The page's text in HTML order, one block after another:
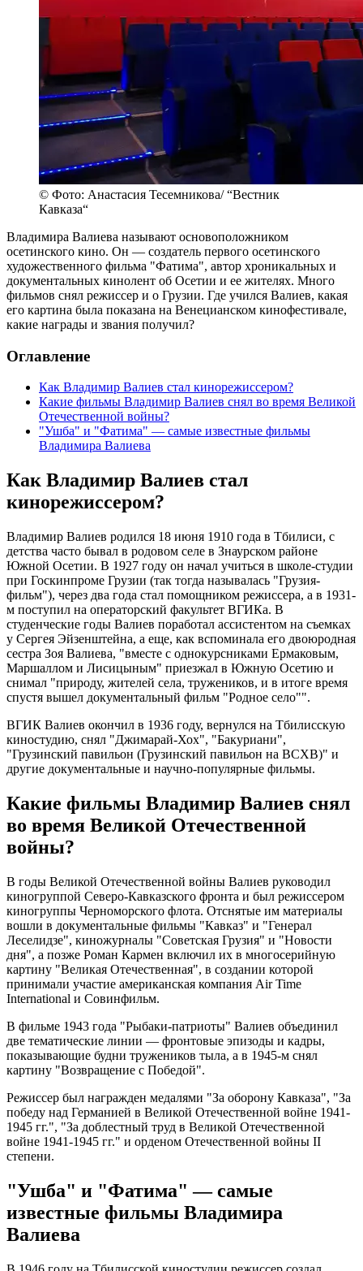
© Фото: Анастасия Тесемникова/ “Вестник
Кавказа“
Владимира Валиева называют основоположником
осетинского кино. Он — создатель первого осетинского
художественного фильма "Фатима", автор хроникальных и
документальных кинолент об Осетии и ее жителях. Много
фильмов снял режиссер и о Грузии. Где учился Валиев, какая
его картина была показана на Венецианском кинофестивале,
какие награды и звания получил?
Оглавление
Как Владимир Валиев стал кинорежиссером?
Какие фильмы Владимир Валиев снял во время Великой
Отечественной войны?
"Ушба" и "Фатима" — самые известные фильмы
Владимира Валиева
Как Владимир Валиев стал
кинорежиссером?
Владимир Валиев родился 18 июня 1910 года в Тбилиси, с
детства часто бывал в родовом селе в Знаурском районе
Южной Осетии. В 1927 году он начал учиться в школе-студии
при Госкинпроме Грузии (так тогда называлась "Грузия-
фильм"), через два года стал помощником режиссера, а в 1931-
м поступил на операторский факультет ВГИКа. В
студенческие годы Валиев поработал ассистентом на съемках
у Сергея Эйзенштейна, а еще, как вспоминала его двоюродная
сестра Зоя Валиева, "вместе с однокурсниками Ермаковым,
Маршаллом и Лисицыным" приезжал в Южную Осетию и
снимал "природу, жителей села, тружеников, и в итоге время
спустя вышел документальный фильм "Родное село"".
ВГИК Валиев окончил в 1936 году, вернулся на Тбилисскую
киностудию, снял "Джимарай-Хох", "Бакуриани",
"Грузинский павильон (Грузинский павильон на ВСХВ)" и
другие документальные и научно-популярные фильмы.
Какие фильмы Владимир Валиев снял
во время Великой Отечественной
войны?
В годы Великой Отечественной войны Валиев руководил
киногруппой Северо-Кавказского фронта и был режиссером
киногруппы Черноморского флота. Отснятые им материалы
вошли в документальные фильмы "Кавказ" и "Генерал
Леселидзе", киножурналы "Советская Грузия" и "Новости
дня", а позже Роман Кармен включил их в многосерийную
картину "Великая Отечественная", в создании которой
принимали участие американская компания Air Time
International и Совинфильм.
В фильме 1943 года "Рыбаки-патриоты" Валиев объединил
две тематические линии — фронтовые эпизоды и кадры,
показывающие будни тружеников тыла, а в 1945-м снял
картину "Возвращение с Победой".
Режиссер был награжден медалями "За оборону Кавказа", "За
победу над Германией в Великой Отечественной войне 1941-
1945 гг.", "За доблестный труд в Великой Отечественной
войне 1941-1945 гг." и орденом Отечественной войны II
степени.
"Ушба" и "Фатима" — самые
известные фильмы Владимира
Валиева